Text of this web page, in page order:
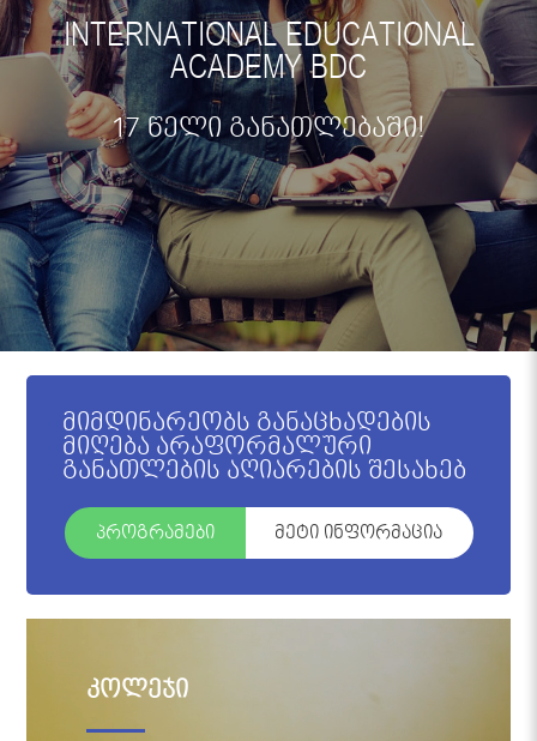
INTERNATIONAL EDUCATIONAL
ACADEMY BDC
17 წელი განათლებაში!
მიმდინარეობს განაცხადების
მიღება არაფორმალური
განათლების აღიარების შესახებ
პროგრამები მეტი ინფორმაცია
კოლეჯი